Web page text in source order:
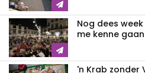
Nog dees
me kenne
'n Krab zonder